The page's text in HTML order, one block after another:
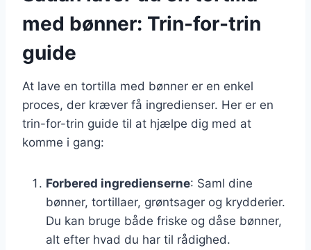
med bønner: Trin-for-trin
guide
At lave en tortilla med bønner er en enkel
proces, der kræver få ingredienser. Her er en
trin-for-trin guide til at hjælpe dig med at
komme i gang:
Forbered ingredienserne: Saml dine
bønner, tortillaer, grøntsager og krydderier.
Du kan bruge både friske og dåse bønner,
alt efter hvad du har til rådighed.